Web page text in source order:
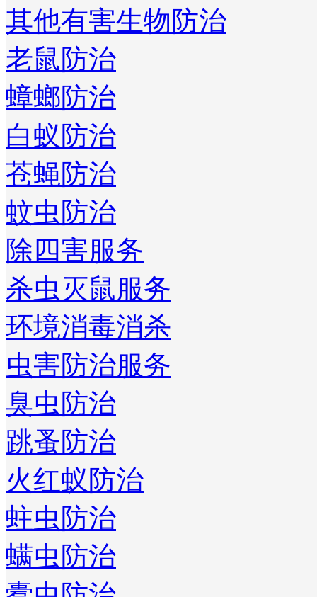
其他有害生物防治
老鼠防治
蟑螂防治
白蚁防治
苍蝇防治
蚊虫防治
除四害服务
杀虫灭鼠服务
环境消毒消杀
虫害防治服务
臭虫防治
跳蚤防治
火红蚁防治
蛀虫防治
螨虫防治